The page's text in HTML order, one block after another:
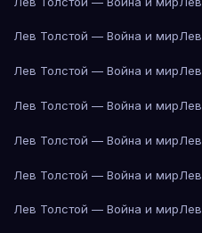
Лев Толстой — Война и мир
Лев Толстой — Война и мир
Лев Толстой — Война и мир
Лев Толстой — Война и мир
Лев Толстой — Война и мир
Лев Толстой — Война и мир